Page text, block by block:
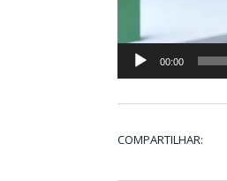
00:00
COMPARTILHAR: